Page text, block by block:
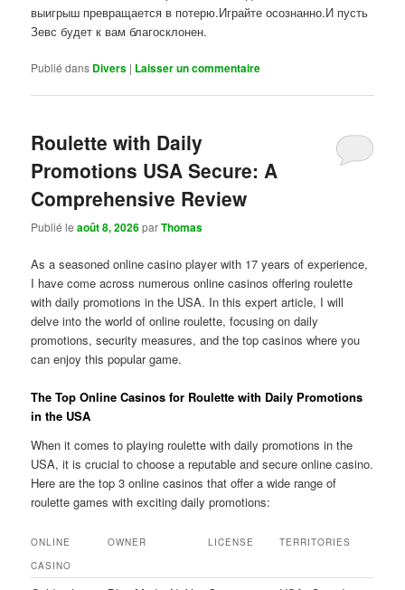
выигрыш превращается в потерю.Играйте осознанно.И пусть
Зевс будет к вам благосклонен.
Publié dans Divers | Laisser un commentaire
Roulette with Daily
Promotions USA Secure: A
Comprehensive Review
Publié leaoût 8, 2026parThomas
As a seasoned online casino player with 17 years of experience,
I have come across numerous online casinos offering roulette
with daily promotions in the USA. In this expert article, I will
delve into the world of online roulette, focusing on daily
promotions, security measures, and the top casinos where you
can enjoy this popular game.
The Top Online Casinos for Roulette with Daily Promotions
in the USA
When it comes to playing roulette with daily promotions in the
USA, it is crucial to choose a reputable and secure online casino.
Here are the top 3 online casinos that offer a wide range of
roulette games with exciting daily promotions:
ONLINE
CASINO
OWNER LICENSE TERRITORIES